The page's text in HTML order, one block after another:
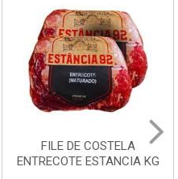
FILE DE COSTELA
ENTRECOTE ESTANCIA KG